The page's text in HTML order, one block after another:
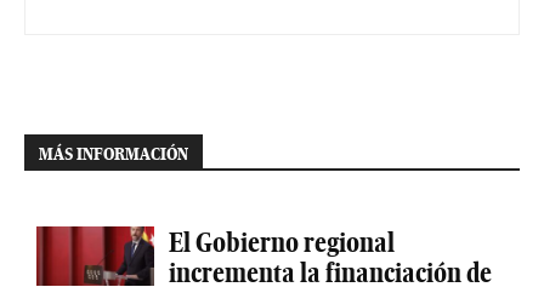
MÁS INFORMACIÓN
El Gobierno regional
incrementa la financiación de